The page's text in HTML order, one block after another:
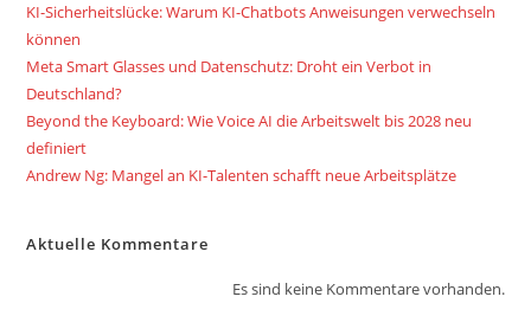
KI-Sicherheitslücke: Warum KI-Chatbots Anweisungen verwechseln
können
Meta Smart Glasses und Datenschutz: Droht ein Verbot in
Deutschland?
Beyond the Keyboard: Wie Voice AI die Arbeitswelt bis 2028 neu
definiert
Andrew Ng: Mangel an KI-Talenten schafft neue Arbeitsplätze
Aktuelle Kommentare
Es sind keine Kommentare vorhanden.